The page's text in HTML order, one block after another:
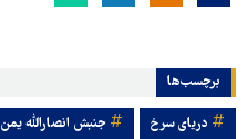
برچسب‌ها
دریای سرخ جنبش انصارالله یمن